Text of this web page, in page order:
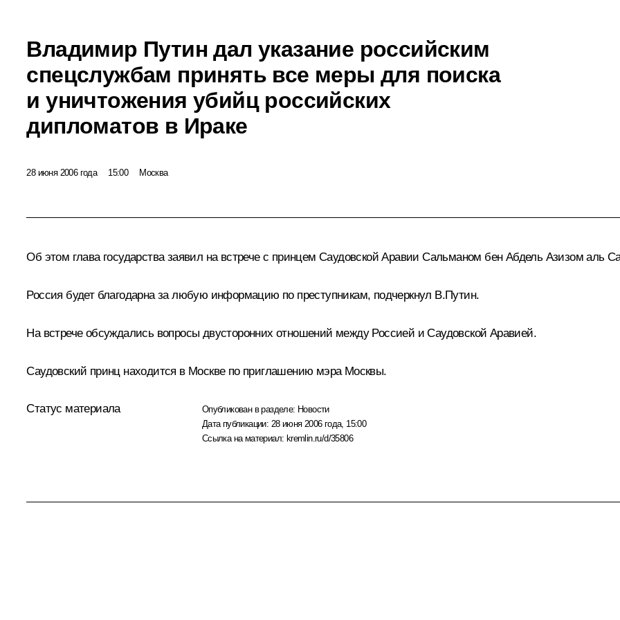
Владимир Путин дал указание российским
спецслужбам принять все меры для поиска
и уничтожения убийц российских
дипломатов в Ираке
28 июня 2006 года 15:00 Москва
Об этом глава государства заявил на встрече с принцем Саудовской Аравии Сальманом бен Абдель Азизом аль
Россия будет благодарна за любую информацию по преступникам, подчеркнул В.Путин.
На встрече обсуждались вопросы двусторонних отношений между Россией и Саудовской Аравией.
Саудовский принц находится в Москве по приглашению мэра Москвы.
Статус материала Опубликован в разделе: Новости
Дата публикации: 28 июня 2006 года, 15:00
Ссылка на материал: kremlin.ru/d/35806